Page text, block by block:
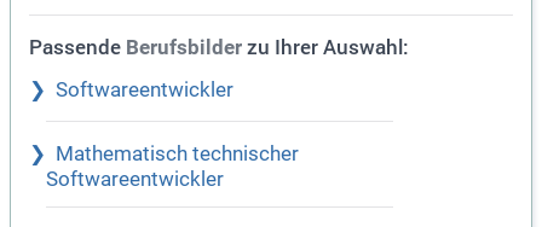
Passende Berufsbilder zu Ihrer Auswahl:
Softwareentwickler
Mathematisch technischer
Softwareentwickler